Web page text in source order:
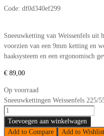
Code: df0d340ef299
Sneeuwketting van Weissenfels uit
voorzien van een 9mm ketting en
haaksysteem en een ergonomisch
€ 89,00
Op voorraad
Sneeuwkettingen Weissenfels 225/
Toevoegen aan winkelwagen
Add to Compare
Add to Wishlist